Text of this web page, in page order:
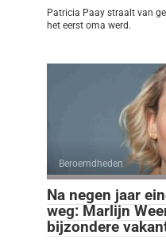
Patricia Paay straalt van
het eerst oma werd.
Beroemdheden
Na negen jaar
weg: Marlijn
bijzondere